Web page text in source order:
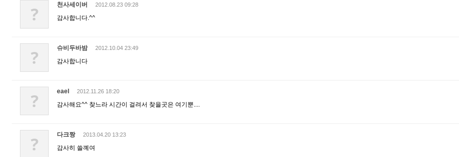
? 천사세이버 2012.08.23 09:28
감사합니다.^^
? 슈비두바밤 2012.10.04 23:49
감사합니다
? eael 2012.11.26 18:20
감사해요^^ 찾느라 시간이 걸려서 찾을곳은 여기뿐....
? 다크짱 2013.04.20 13:23
감사히 쓸꼐여